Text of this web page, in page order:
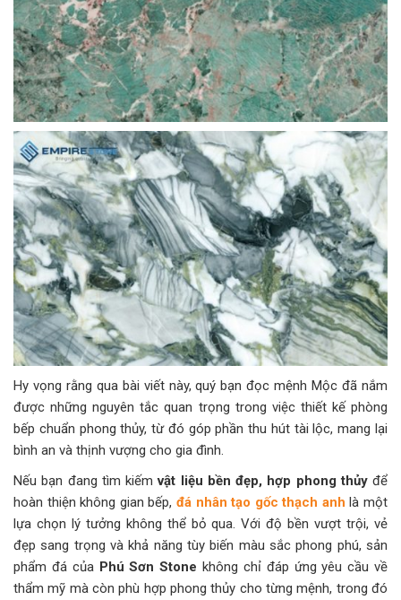
Hy vọng rằng qua bài viết này, quý bạn đọc mệnh Mộc đã nắm
được những nguyên tắc quan trọng trong việc thiết kế phòng
bếp chuẩn phong thủy, từ đó góp phần thu hút tài lộc, mang lại
bình an và thịnh vượng cho gia đình.
Nếu bạn đang tìm kiếmvật liệu bền đẹp, hợp phong thủyđể
hoàn thiện không gian bếp, đá nhân tạo gốc thạch anh là một
lựa chọn lý tưởng không thể bỏ qua. Với độ bền vượt trội, vẻ
đẹp sang trọng và khả năng tùy biến màu sắc phong phú, sản
phẩm đá của Phú Sơn Stone không chỉ đáp ứng yêu cầu về
thẩm mỹ mà còn phù hợp phong thủy cho từng mệnh, trong đó